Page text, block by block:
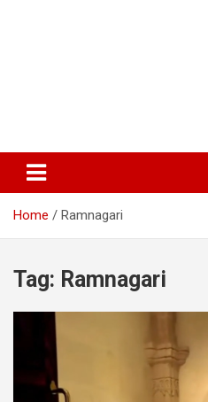
Home Ramnagari
Tag: Ramnagari